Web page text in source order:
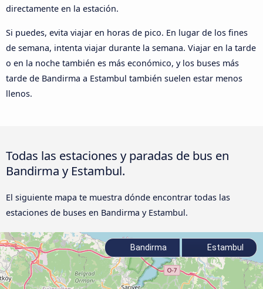
directamente en la estación.
Si puedes, evita viajar en horas de pico. En lugar de los fines
de semana, intenta viajar durante la semana. Viajar en la tarde
o en la noche también es más económico, y los buses más
tarde de Bandirma a Estambul también suelen estar menos
llenos.
Todas las estaciones y paradas de bus en
Bandirma y Estambul.
El siguiente mapa te muestra dónde encontrar todas las
estaciones de buses en Bandirma y Estambul.
Bandirma Estambul